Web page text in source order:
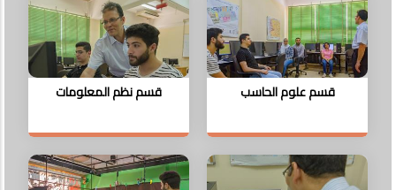
قسم علوم الحاسب قسم نظم المعلومات